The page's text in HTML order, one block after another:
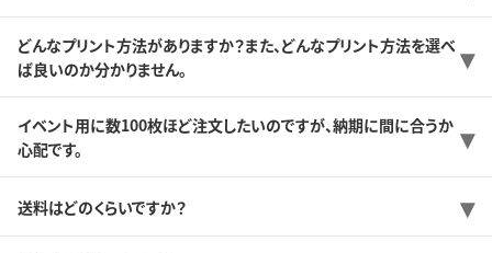
どんなプリント方法がありますか？また、どんなプリント方法を選べ
ば良いのか分かりません。
イベント用に数100枚ほど注文したいのですが、納期に間に合うか
心配です。
送料はどのくらいですか？